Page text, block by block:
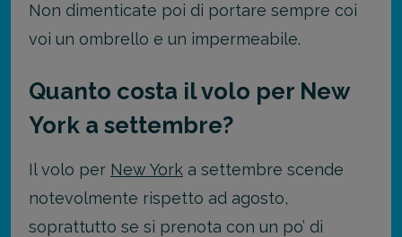
Non dimenticate poi di portare sempre coi
voi un ombrello e un impermeabile.
Quanto costa il volo per New
York a settembre?
Il volo per New York a settembre scende
notevolmente rispetto ad agosto,
soprattutto se si prenota con un po’ di